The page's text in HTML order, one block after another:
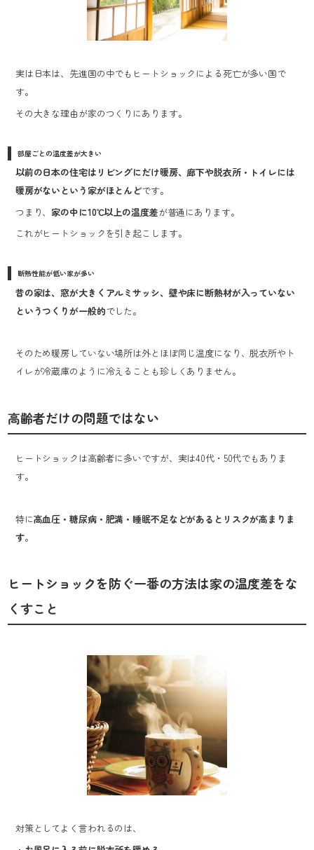
実は日本は、先進国の中でもヒートショックによる死亡が多い国で
す。
その大きな理由が家のつくりにあります。
部屋ごとの温度差が大きい
以前の日本の住宅はリビングにだけ暖房、廊下や脱衣所・トイレには
暖房がないという家がほとんどです。
つまり、 家の中に10℃以上の温度差が普通にあります。
これがヒートショックを引き起こします。
断熱性能が低い家が多い
昔の家は、窓が大きくアルミサッシ、壁や床に断熱材が入っていない
というつくりが一般的でした。
そのため暖房していない場所は外とほぼ同じ温度になり、脱衣所やト
イレが冷蔵庫のように冷えることも珍しくありません。
高齢者だけの問題ではない
ヒートショックは高齢者に多いですが、実は40代・50代でもありま
す。
特に高血圧・糖尿病・肥満・睡眠不足などがあるとリスクが高まりま
す。
ヒートショックを防ぐ一番の方法は家の温度差をな
くすこと
対策としてよく言われるのは、